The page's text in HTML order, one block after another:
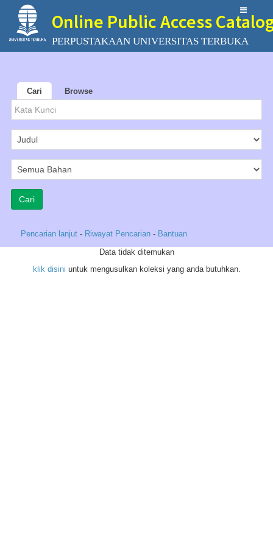
Online Public Access
PERPUSTAKAAN UNIVERSITAS TERBUKA
Cari Browse
Pencarian lanjut - Riwayat Pencarian - Bantuan
Data tidak ditemukan
klik disini untuk mengusulkan koleksi yang anda butuhkan.